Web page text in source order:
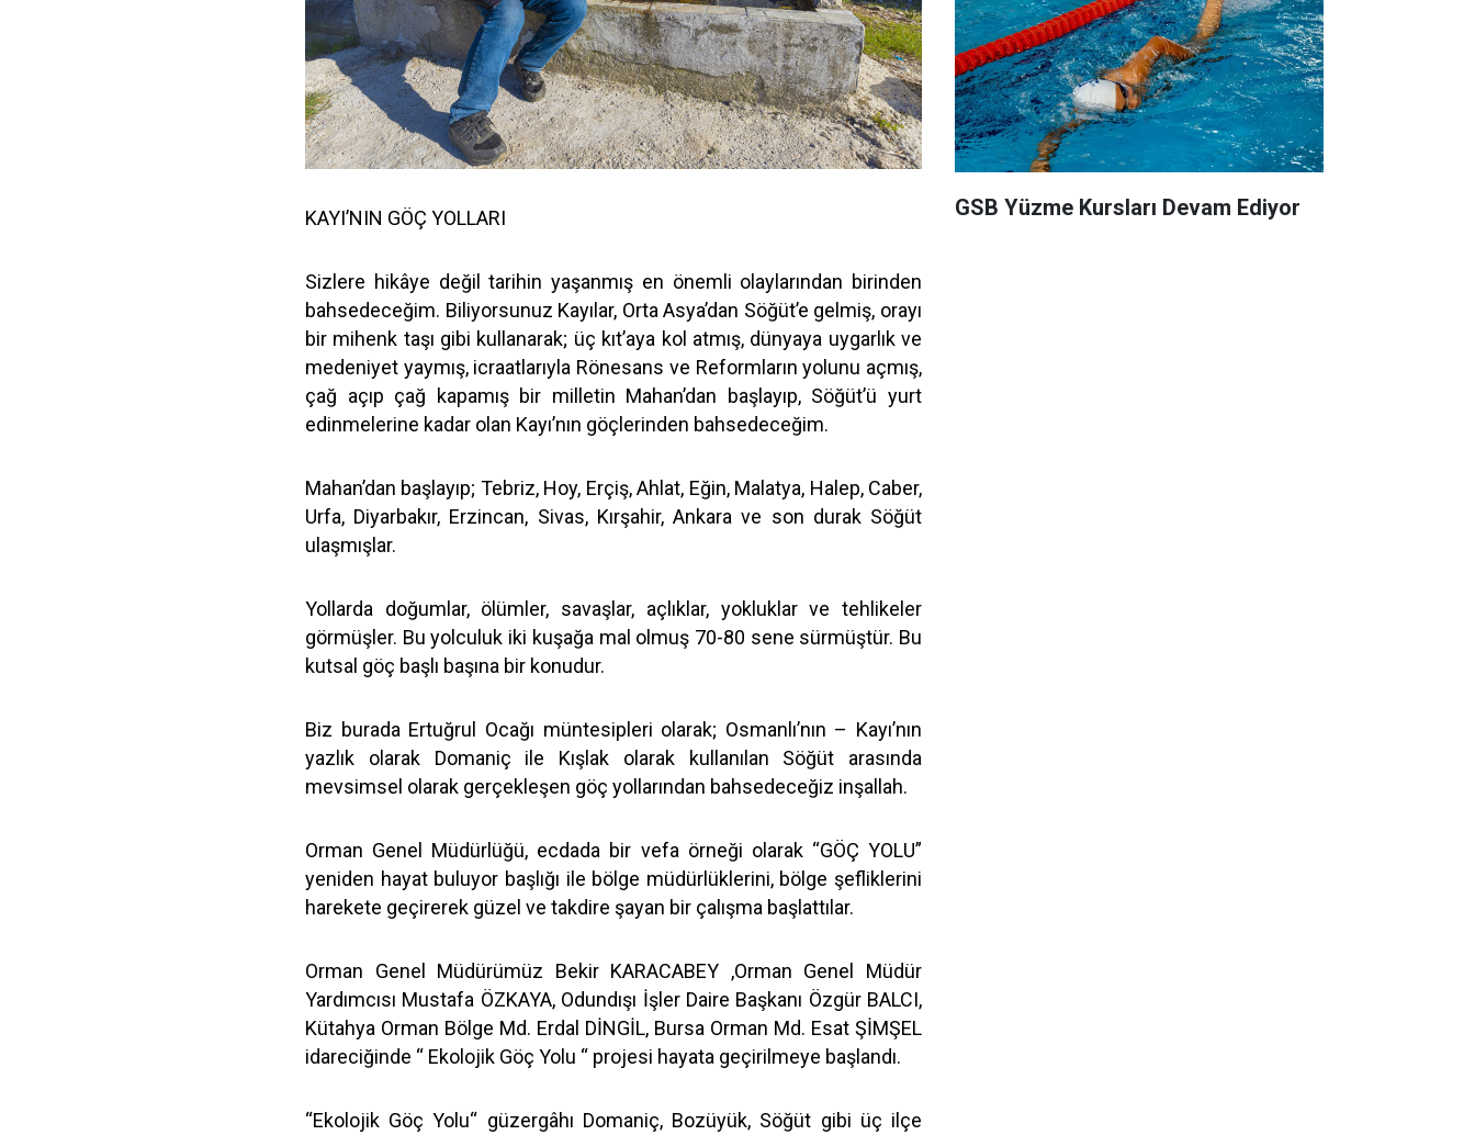
KAYI’NIN GÖÇ YOLLARI
Sizlere hikâye değil tarihin yaşanmış en önemli olaylarından birinden
bahsedeceğim. Biliyorsunuz Kayılar, Orta Asya’dan Söğüt’e gelmiş, orayı
bir mihenk taşı gibi kullanarak; üç kıt’aya kol atmış, dünyaya uygarlık ve
medeniyet yaymış, icraatlarıyla Rönesans ve Reformların yolunu açmış,
çağ açıp çağ kapamış bir milletin Mahan’dan başlayıp, Söğüt’ü yurt
edinmelerine kadar olan Kayı’nın göçlerinden bahsedeceğim.
Mahan’dan başlayıp; Tebriz, Hoy, Erçiş, Ahlat, Eğin, Malatya, Halep, Caber,
Urfa, Diyarbakır, Erzincan, Sivas, Kırşahir, Ankara ve son durak Söğüt
ulaşmışlar.
Yollarda doğumlar, ölümler, savaşlar, açlıklar, yokluklar ve tehlikeler
görmüşler. Bu yolculuk iki kuşağa mal olmuş 70-80 sene sürmüştür. Bu
kutsal göç başlı başına bir konudur.
Biz burada Ertuğrul Ocağı müntesipleri olarak; Osmanlı’nın – Kayı’nın
yazlık olarak Domaniç ile Kışlak olarak kullanılan Söğüt arasında
mevsimsel olarak gerçekleşen göç yollarından bahsedeceğiz inşallah.
Orman Genel Müdürlüğü, ecdada bir vefa örneği olarak “GÖÇ YOLU”
yeniden hayat buluyor başlığı ile bölge müdürlüklerini, bölge şefliklerini
harekete geçirerek güzel ve takdire şayan bir çalışma başlattılar.
Orman Genel Müdürümüz Bekir KARACABEY ,Orman Genel Müdür
Yardımcısı Mustafa ÖZKAYA, Odundışı İşler Daire Başkanı Özgür BALCI,
Kütahya Orman Bölge Md. Erdal DİNGİL, Bursa Orman Md. Esat ŞİMŞEL
idareciğinde “ Ekolojik Göç Yolu “ projesi hayata geçirilmeye başlandı.
“Ekolojik Göç Yolu“ güzergâhı Domaniç, Bozüyük, Söğüt gibi üç ilçe
GSB Yüzme Kursları Devam Ediyor